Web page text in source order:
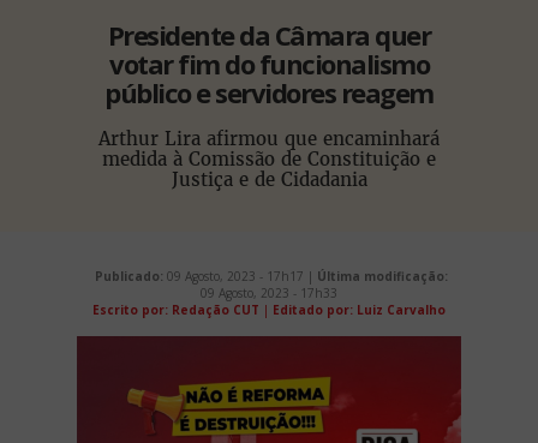
Presidente da Câmara quer
votar fim do funcionalismo
público e servidores reagem
Arthur Lira afirmou que encaminhará
medida à Comissão de Constituição e
Justiça e de Cidadania
Publicado: 09 Agosto, 2023 - 17h17 | Última modificação:
09 Agosto, 2023 - 17h33
Escrito por: Redação CUT | Editado por: Luiz Carvalho